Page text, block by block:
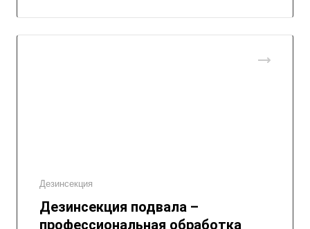
Дезинсекция
Дезинсекция подвала –
профессиональная обработка